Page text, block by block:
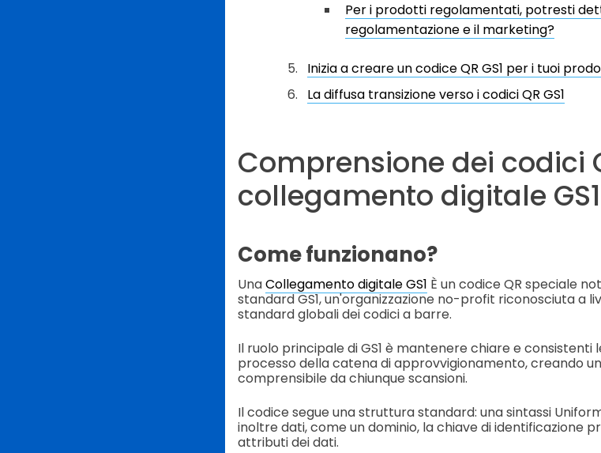
Per i prodotti regolamentati, potresti
regolamentazione e il marketing?
Inizia a creare un codice QR GS1 per i tuoi
La diffusa transizione verso i codici QR GS1
Comprensione dei codici
collegamento digitale GS1
Come funzionano?
UnaCollegamento digitale GS1 È un codice QR speciale
standard GS1, un'organizzazione no-profit riconosciuta a
standard globali dei codici a barre.
Il ruolo principale di GS1 è mantenere chiare e consistenti
processo della catena di approvvigionamento, creando
comprensibile da chiunque scansioni.
Il codice segue una struttura standard: una sintassi
inoltre dati, come un dominio, la chiave di identificazione
attributi dei dati.